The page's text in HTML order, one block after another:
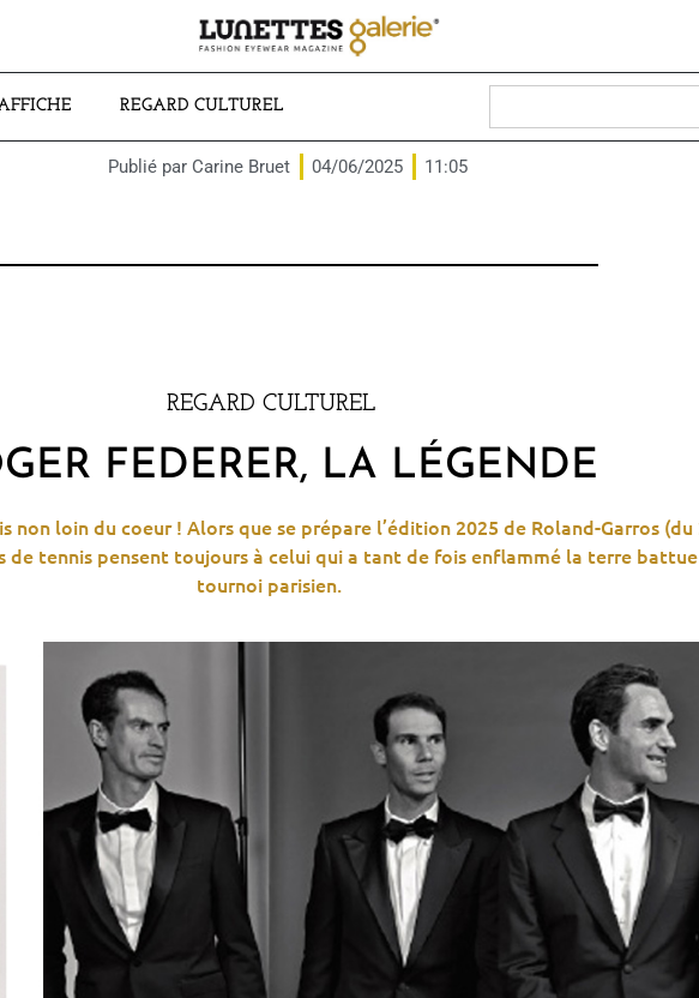
REGARD CULTUREL
Search
Publié par Carine Bruet 04/06/2025 11:05
REGARD CULTUREL
FEDERER, LA LÉGENDE
non loin du coeur ! Alors que se prépare l’édition 2025 de Roland-Garros (du
de tennis pensent toujours à celui qui a tant de fois enflammé la terre
tournoi parisien.